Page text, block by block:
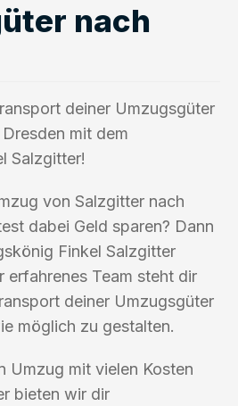
nach
deiner Umzugsgüter
mit dem
Salzgitter!
von Salzgitter nach
dabei Geld sparen? Dann
Finkel Salzgitter
erfahrenes Team steht dir
deiner Umzugsgüter
möglich zu gestalten.
Umzug mit vielen Kosten
bieten wir dir